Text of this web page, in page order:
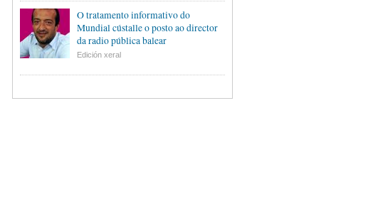
O tratamento informativo do
Mundial cústalle o posto ao director
da radio pública balear
Edición xeral